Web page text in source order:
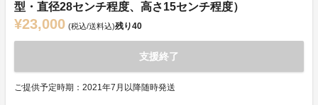
型・直径28センチ程度、高さ15センチ程度）
¥23,000 (税込/送料込)残り40
支援終了
ご提供予定時期：2021年7月以降随時発送